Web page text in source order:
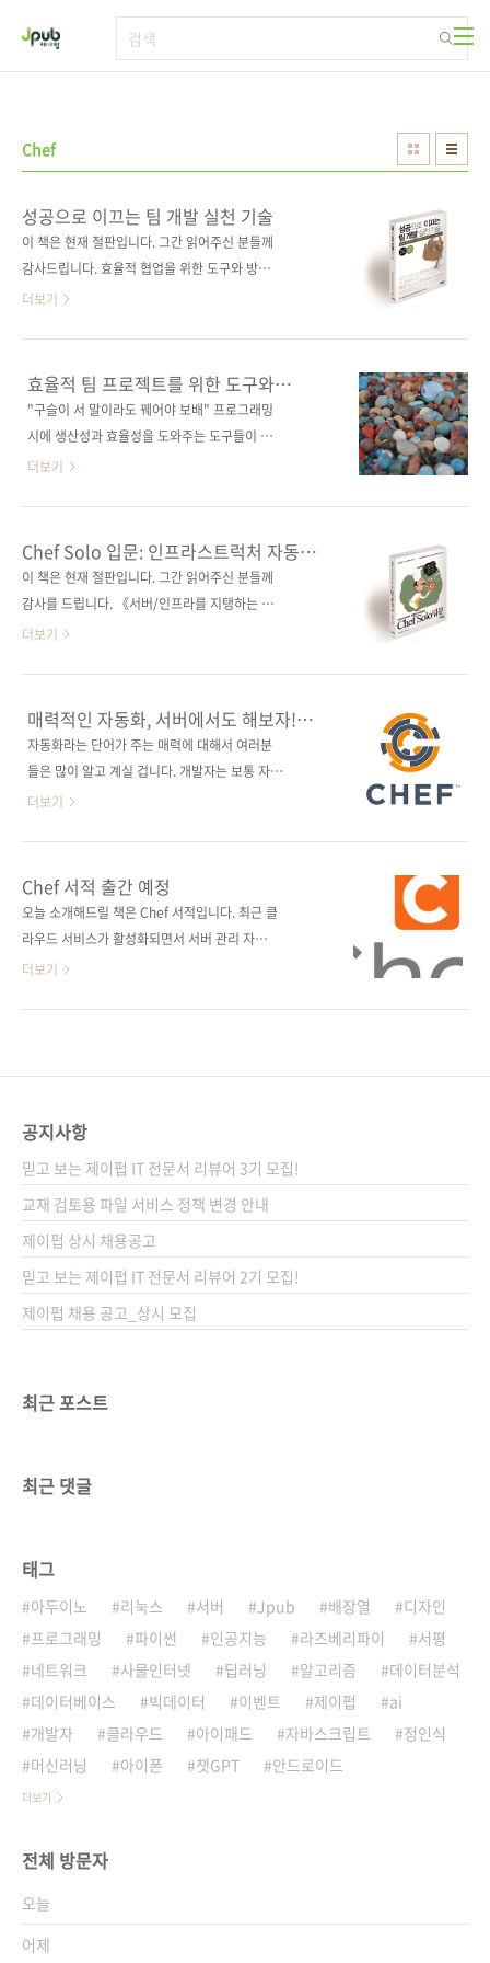
Chef
성공으로 이끄는 팀 개발 실천 기술
이 책은 현재 절판입니다. 그간 읽어주신 분들께
감사드립니다. 효율적 협업을 위한 도구와 방법
론을 말하다! 지속적 개선을 실현하는 최신 개발
사(技術評論社) 원서명 チーム開発実践入門
(원서 ISBN: 9784774164281) 저자명 이케다
타카후미, 후지쿠라 카즈아키, 이노우에 후미아
이지 384쪽 시리즈 (없음) 판 형 크라운판 변형
(170*225*18.3) 제 본 무선(soft cover) 정 가
(93000) 키워드 버전 관리 / Git / GitHub / 티
켓 관리 / Jenkins / Vagrant / C..
더보기
효율적 팀 프로젝트를 위한 도구와
방법론을 말하다!
"구슬이 서 말이라도 꿰어야 보배" 프로그래밍
시에 생산성과 효율성을 도와주는 도구들이 많
이 쏟아져 나오고 있습니다. 그중에서도 Git,
리고 이미 각각의 기능을 어느 정도 익혀서 업무
에, 개인 프로젝트에 적용시키고 계신 분들도 계
실 겁니다. 하지만 위에서 말한 속담처럼 각각의
성과 효율성을 꾀할 수 없다면 보배가 아니라 구
슬로 끝나고 말 것입니다. 오늘 소개해드릴 책은
들을 팀 프로젝트에 제대로 도입하기 위해 각 도
구들에 대한 소개와 사용법 등을 안내하고 있습
니다. 더불어 팀 단위 프로젝트 진행 시..
더보기
Chef Solo 입문: 인프라스트럭처 자동화
프레임워크
이 책은 현재 절판입니다. 그간 읽어주신 분들께
감사를 드립니다. 《서버/인프라를 지탱하는 기
술》의 저자 이토 나오야의 신작! DevOps 시대
담당자의 필독서! 출판사 제이펍 원출판사 이토
나오야(伊藤直也) 원서명 入門 Chef Solo -
Infrastructure as Code(원서 ASIN:
역자명 박상욱 출판일 2014년 2월 21일 시리즈
I♥Cloud 08(아이러브클라우드 08) 페이지
(soft cover) 정 가 17,000원 ISBN 978-89-
94506-89-0 (93000) 키워..
더보기
매력적인 자동화, 서버에서도 해보자!
《Chef Solo 입문》
자동화라는 단어가 주는 매력에 대해서 여러분
들은 많이 알고 계실 겁니다. 개발자는 보통 자신
이 사용하는 환경에 대해서 자동화를 많이 하는
는 자신이 편리하게 이용할 환경을 구성해야 하
기 때문이죠. 그런데 서버의 설정이나 갱신, 그리
고 운영 및 관리를 자동화할 수 있는 오픈 소스
그렇다면 여러분은 역시 뭘 좀 아시는 멋진 개발
자이십니다 :) 서버 자동화 관리에 대표주자가 있
더보기
Chef 서적 출간 예정
오늘 소개해드릴 책은 Chef 서적입니다. 최근 클
라우드 서비스가 활성화되면서 서버 관리 자동
화가 주목을 받고 있습니다. 여러 서버 자동화 관
서입니다. Chef는 설정 매뉴얼을 코드를 이용하
버의 상태를 관리하고 일관성 있게 유지하기 위
한 프레임워크’입니다.
http://www.getchef.com/ 이번에 펴내는
[Chef Solo 입문: 인프라스트럭처 자동화 프레
임워크]는 아쉽게도 국내 서적이 아니고..
더보기
공지사항
믿고 보는 제이펍 IT 전문서 리뷰어 3기 모집!
교재 검토용 파일 서비스 정책 변경 안내
제이펍 상시 채용공고
믿고 보는 제이펍 IT 전문서 리뷰어 2기 모집!
제이펍 채용 공고_상시 모집
최근 포스트
최근 댓글
태그
아두이노 리눅스 서버 Jpub 배장열
디자인
프로그래밍
파이썬 인공지능 라즈베리파이
서평
네트워크
사물인터넷 딥러닝 알고리즘
데이터분석
데이터베이스
빅데이터 이벤트 제이펍
ai
개발자
클라우드 아이패드 자바스크립트
정인식
머신러닝
아이폰 챗GPT 안드로이드
더보기
전체 방문자
오늘
어제